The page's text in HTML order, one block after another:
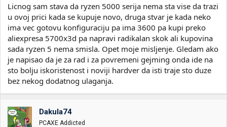
Licnog sam stava da ryzen 5000 serija nema sta vise da trazi
u ovoj prici kada se kupuje novo, druga stvar je kada neko
ima vec gotovu konfiguraciju pa ima 3600 pa kupi preko
aliexpresa 5700x3d pa napravi radikalan skok ali kupovina
sada ryzen 5 nema smisla. Opet moje misljenje. Gledam ako
je napisao da je za rad i za povremeni gejming onda ide na
sto bolju iskoristenost i noviji hardver da isti traje sto duze
bez nekog dodatnog ulaganja.
Dakula74
PCAXE Addicted